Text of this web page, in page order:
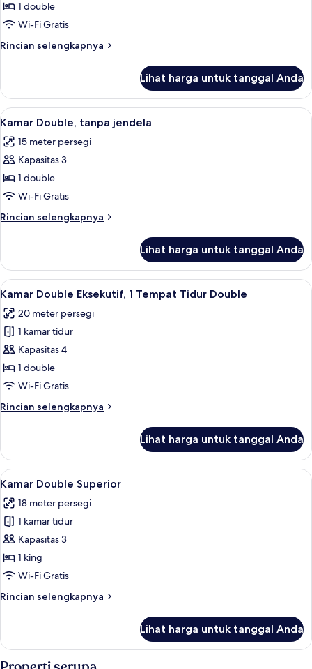
Kamar
Double
Standar
1 double
Wi-Fi Gratis
Rincian selengkapnya
Rincian
Kamar
Double
Standar
Lihat harga untuk tanggal Anda
Lihat
semua
foto
untuk
Kamar
Double,
tanpa
jendela
Kamar Double, tanpa jendela |
10
Kamar Double, tanpa jendela
15 meter persegi
Kapasitas 3
1 double
Wi-Fi Gratis
Rincian selengkapnya
Rincian
Kamar
Double,
tanpa
Lihat harga untuk tanggal Anda
Lihat
semua
foto
untuk
Kamar
Double
Eksekutif,
Tempat
Brankas, meja kerja, tirai kedap
14
Kamar Double Eksekutif, 1 Tempat Tidur Double
20 meter persegi
1 kamar tidur
Kapasitas 4
1 double
Wi-Fi Gratis
Rincian selengkapnya
Rincian
Kamar
Double
Eksekutif,
Tempat
Tidur
Double
Lihat harga untuk tanggal Anda
Lihat
semua
foto
untuk
Kamar
Double
Superior
Brankas, meja kerja, tirai kedap
5
Kamar Double Superior
18 meter persegi
1 kamar tidur
Kapasitas 3
1 king
Wi-Fi Gratis
Rincian selengkapnya
Rincian
Kamar
Double
Lihat harga untuk tanggal Anda